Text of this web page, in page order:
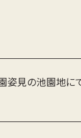
見の池園地に